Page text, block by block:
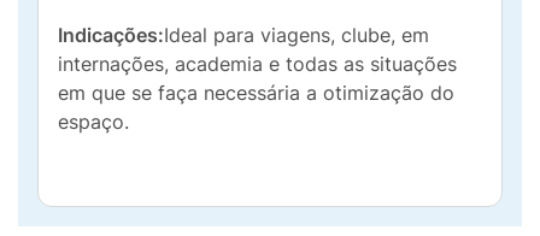
Indicações:Ideal para viagens, clube, em
internações, academia e todas as situações
em que se faça necessária a otimização do
espaço.